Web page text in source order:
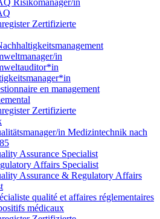
Zertifizierte
in
en management
Zertifizierte
in Medizintechnik nach
Assurance Specialist
Affairs Specialist
Assurance & Regulatory Affairs
qualité et affaires réglementaires
médicaux